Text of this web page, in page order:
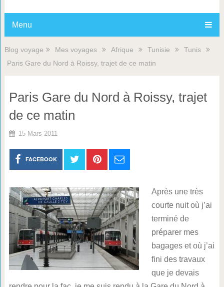
Menu
Blog voyage Mes voyages Afrique Tunisie
Tunis
Paris Gare du Nord à Roissy, trajet de ce matin
Paris Gare du Nord à Roissy, trajet
de ce matin
15 Mars 2011
FACEBOOK
Après une très
courte nuit où j’ai
terminé de
préparer mes
bagages et où j’ai
fini des travaux
que je devais